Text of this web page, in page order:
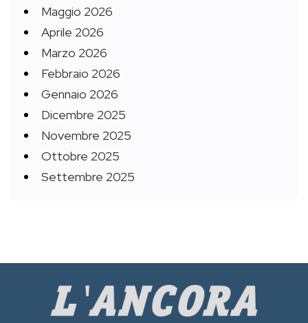
Maggio 2026
Aprile 2026
Marzo 2026
Febbraio 2026
Gennaio 2026
Dicembre 2025
Novembre 2025
Ottobre 2025
Settembre 2025